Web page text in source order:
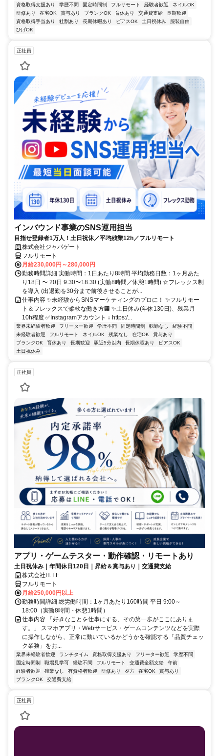
資格取得支援あり 学歴不問 固定時間制 フルリモート 経験者歓迎
ネイルOK
研修あり
在宅OK 賞与あり ブランクOK 育休あり 交通費支給
長期歓迎
資格取得手当あり
社割あり 長期休暇あり ピアスOK 土日祝休み
服装自由
ひげOK
正社員
インバウンド事業のSNS運用担当
目指せ登録者1万人！土日祝休／平均残業12h／フルリモート
株式会社ジャパゲート
フルリモート
月給230,000円～280,000円
勤務時間詳細 実働時間：1日あたり8時間 平均勤務日数：1ヶ月あた
り18日 〜 20日 9:30〜18:30 (実働8時間／休憩1時間) ☆フレックス制
を導入 (出退勤を30分まで前後させることが...
仕事内容 ✨未経験からSNSマーケティングのプロに！ ✨フルリモー
ト＆フレックスで柔軟な働き方🏢 ✨土日休み(年休130日)、残業月
10h程度 ✅Instagramアカウント ↓ https:/...
業界未経験者歓迎 フリーター歓迎 学歴不問 固定時間制 転勤なし
経験不問
未経験者歓迎
フルリモート ネイルOK 残業なし 在宅OK
賞与あり
ブランクOK
育休あり 長期歓迎 駅近5分以内 長期休暇あり
ピアスOK
土日祝休み
正社員
アプリ・ゲームテスター・動作確認・リモートあり
土日祝休み｜年間休日120日｜昇給＆賞与あり｜交通費支給
株式会社H.T.F
フルリモート
月給250,000円以上
勤務時間詳細 総労働時間：1ヶ月あたり160時間 平日 9:00～
18:00（実働8時間・休憩1時間）
仕事内容 「好きなことを仕事にする、その第一歩がここにありま
す。」 スマホアプリ・Webサービス・ゲームコンテンツなどを実際
に操作しながら、正常に動いているかどうかを確認する「品質チェッ
ク業務」をお...
業界未経験者歓迎 ランチタイム 資格取得支援あり フリーター歓迎
学歴不問
固定時間制
職場見学可 経験不問 フルリモート 交通費全額支給
午前
経験者歓迎
残業なし 有資格者歓迎 研修あり 夕方 在宅OK
賞与あり
ブランクOK
交通費支給
正社員